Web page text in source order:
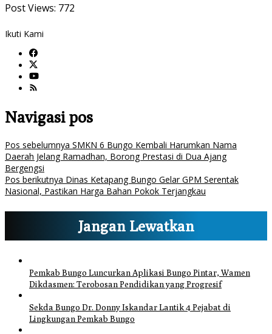
Post Views: 772
Ikuti Kami
Navigasi pos
Pos sebelumnya SMKN 6 Bungo Kembali Harumkan Nama
Daerah Jelang Ramadhan, Borong Prestasi di Dua Ajang
Bergengsi
Pos berikutnya Dinas Ketapang Bungo Gelar GPM Serentak
Nasional, Pastikan Harga Bahan Pokok Terjangkau
Jangan Lewatkan
Pemkab Bungo Luncurkan Aplikasi Bungo Pintar, Wamen
Dikdasmen: Terobosan Pendidikan yang Progresif
Sekda Bungo Dr. Donny Iskandar Lantik 4 Pejabat di
Lingkungan Pemkab Bungo